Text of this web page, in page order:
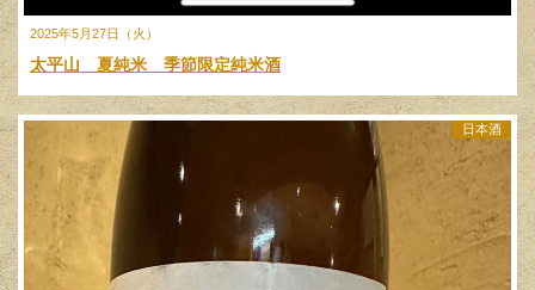
2025年5月27日（火）
太平山 夏純米 季節限定純米酒
日本酒